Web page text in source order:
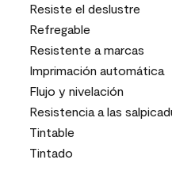
Resiste el deslustre
Refregable
Resistente a marcas
Imprimación automática
Flujo y nivelación
Resistencia a las
Tintable
Tintado